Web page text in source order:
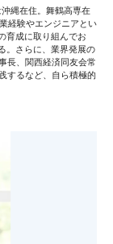
縄在住。舞鶴高専在
経験やエンジニアとい
育成に取り組んでお
。さらに、業界発展の
長、関西経済同友会常
するなど、自ら積極的